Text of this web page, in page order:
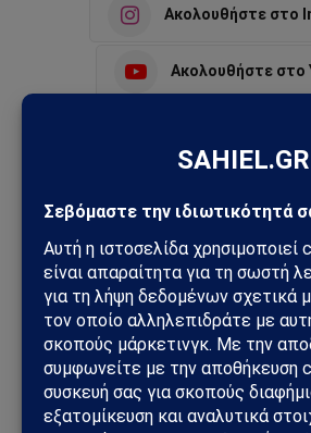
Ακολουθήστε στο
Ακολουθήστε στο
Sahiel Newsroom
Facebook
X
(Twitter)
PinterestInstagram
Tumblr
Το Sahiel.gr είναι ανεξάρτητη
και ανάλυσης με έμφαση στη
ασφάλεια, τα εθνικά ζητήματα και τις
που επηρεάζουν την Ελλάδα και τον